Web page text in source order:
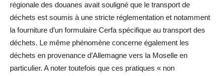
régionale des douanes avait souligné que le transport de
déchets est soumis à une stricte réglementation et notamment
la fourniture d’un formulaire Cerfa spécifique au transport des
déchets. Le même phénomène concerne également les
déchets en provenance d’Allemagne vers la Moselle en
particulier. A noter toutefois que ces pratiques « non